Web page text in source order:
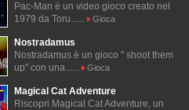
Pac-Man é un video gioco creato nel
1979 da Toru......
Gioca
Nostradamus
Nostradamus è un gioco " shoot them
up" con una......
Gioca
Magical Cat Adventure
Riscopri Magical Cat Adventure, un